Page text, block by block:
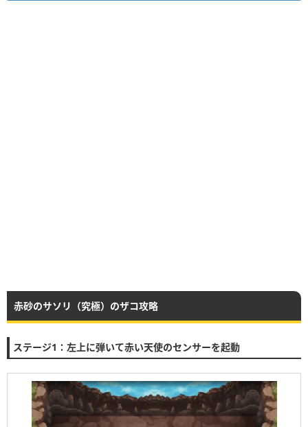
赤砂のサソリ（究極）のザコ攻略
ステージ1：左上に弾いて赤い天使のセンサーを起動